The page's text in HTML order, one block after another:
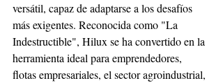
versátil, capaz de adaptarse a los desafíos
más exigentes. Reconocida como "La
Indestructible", Hilux se ha convertido en la
herramienta ideal para emprendedores,
flotas empresariales, el sector agroindustrial,